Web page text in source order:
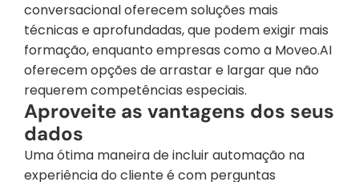
conversacional oferecem soluções mais
técnicas e aprofundadas, que podem exigir mais
formação, enquanto empresas como a Moveo.AI
oferecem opções de arrastar e largar que não
requerem competências especiais.
Aproveite as vantagens dos seus
dados
Uma ótima maneira de incluir automação na
experiência do cliente é com perguntas